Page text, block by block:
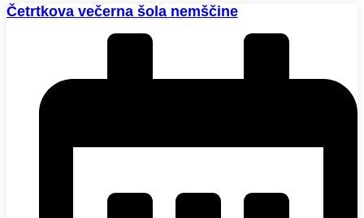
Četrtkova večerna šola nemščine